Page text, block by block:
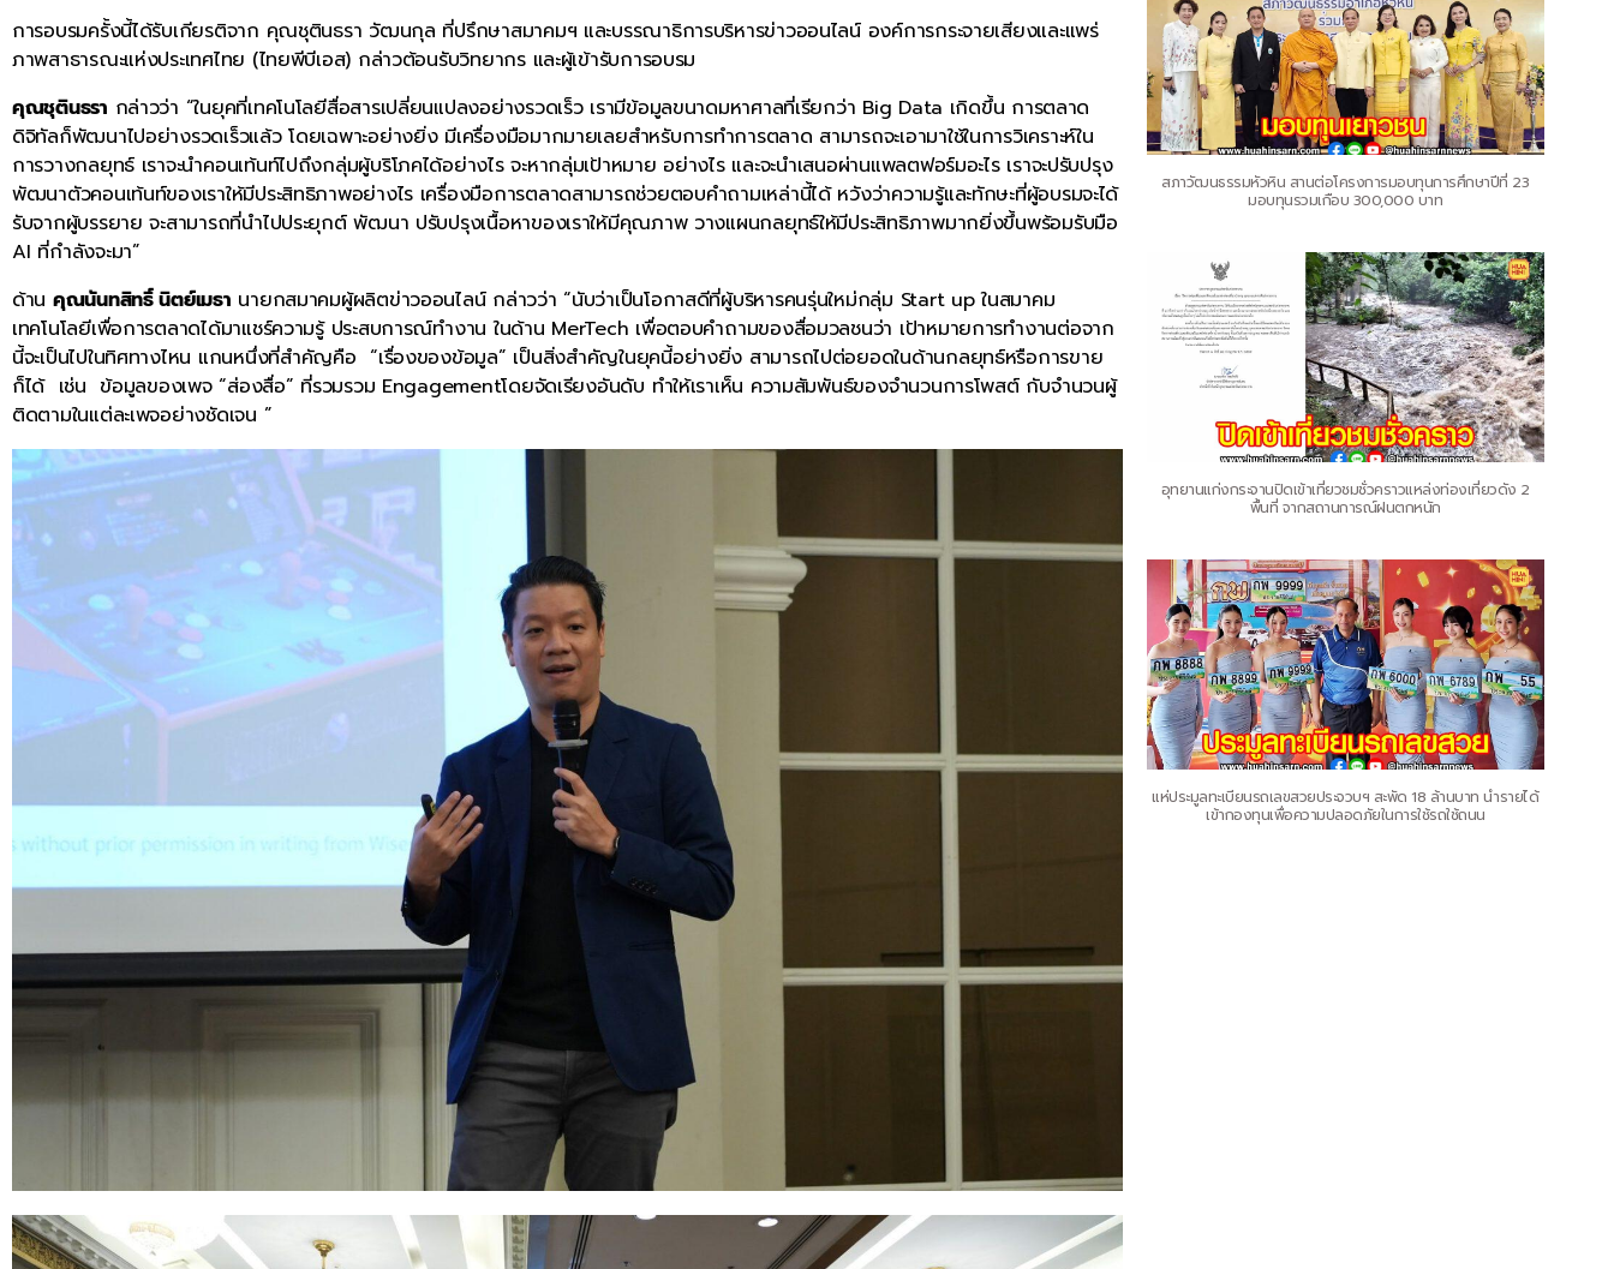
การอบรมครั้งนี้ได้รับเกียรติจาก คุณชุตินธรา วัฒนกุล ที่ปรึกษาสมาคมฯ และบรรณาธิการบริหารข่าวออนไลน์ องค์การกระจายเสียงและแพร่
ภาพสาธารณะแห่งประเทศไทย (ไทยพีบีเอส) กล่าวต้อนรับวิทยากร และผู้เข้ารับการอบรม
คุณชุตินธรา กล่าวว่า “ในยุคที่เทคโนโลยีสื่อสารเปลี่ยนแปลงอย่างรวดเร็ว เรามีข้อมูลขนาดมหาศาลที่เรียกว่า Big Data เกิดขึ้น การตลาด
ดิจิทัลก็พัฒนาไปอย่างรวดเร็วแล้ว โดยเฉพาะอย่างยิ่ง มีเครื่องมือมากมายเลยสำหรับการทำการตลาด สามารถจะเอามาใช้ในการวิเคราะห์ใน
การวางกลยุทธ์ เราจะนำคอนเท้นท์ไปถึงกลุ่มผู้บริโภคได้อย่างไร จะหากลุ่มเป้าหมาย อย่างไร และจะนำเสนอผ่านแพลตฟอร์มอะไร เราจะปรับปรุง
พัฒนาตัวคอนเท้นท์ของเราให้มีประสิทธิภาพอย่างไร เครื่องมือการตลาดสามารถช่วยตอบคำถามเหล่านี้ได้ หวังว่าความรู้และทักษะที่ผู้อบรมจะได้
รับจากผู้บรรยาย จะสามารถที่นำไปประยุกต์ พัฒนา ปรับปรุงเนื้อหาของเราให้มีคุณภาพ วางแผนกลยุทธ์ให้มีประสิทธิภาพมากยิ่งขึ้นพร้อมรับมือ
AI ที่กำลังจะมา”
ด้าน คุณนันทสิทธิ์ นิตย์เมธา นายกสมาคมผู้ผลิตข่าวออนไลน์ กล่าวว่า “นับว่าเป็นโอกาสดีที่ผู้บริหารคนรุ่นใหม่กลุ่ม Start up ในสมาคม
เทคโนโลยีเพื่อการตลาดได้มาแชร์ความรู้ ประสบการณ์ทำงาน ในด้าน MerTech เพื่อตอบคำถามของสื่อมวลชนว่า เป้าหมายการทำงานต่อจาก
นี้จะเป็นไปในทิศทางไหน แกนหนึ่งที่สำคัญคือ “เรื่องของข้อมูล” เป็นสิ่งสำคัญในยุคนี้อย่างยิ่ง สามารถไปต่อยอดในด้านกลยุทธ์หรือการขาย
ก็ได้ เช่น ข้อมูลของเพจ “ส่องสื่อ” ที่รวมรวม Engagementโดยจัดเรียงอันดับ ทำให้เราเห็น ความสัมพันธ์ของจำนวนการโพสต์ กับจำนวนผู้
ติดตามในแต่ละเพจอย่างชัดเจน ”
สภาวัฒนธรรมหัวหิน สานต่อโครงการมอบทุนการศึกษาปีที่ 23
มอบทุนรวมเกือบ 300,000 บาท
อุทยานแก่งกระจานปิดเข้าเที่ยวชมชั่วคราวแหล่งท่องเที่ยวดัง 2
พื้นที่ จากสถานการณ์ฝนตกหนัก
แห่ประมูลทะเบียนรถเลขสวยประจวบฯ สะพัด 18 ล้านบาท นำรายได้
เข้ากองทุนเพื่อความปลอดภัยในการใช้รถใช้ถนน